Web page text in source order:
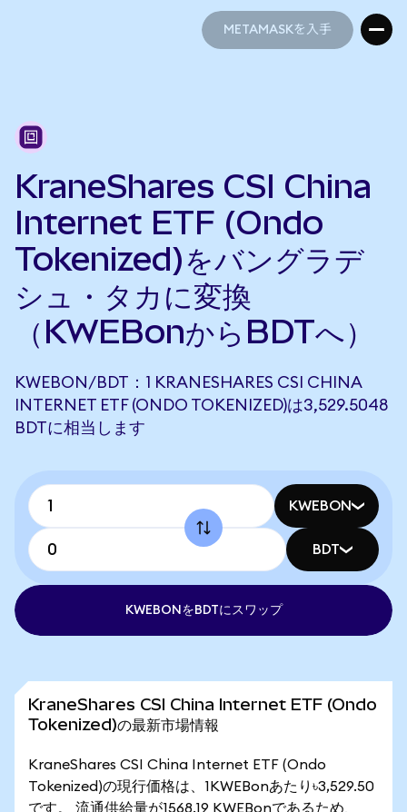
METAMASKを入手
KraneShares CSI China
Internet ETF (Ondo
Tokenized)をバングラデ
シュ・タカに変換
（KWEBonからBDTへ）
KWEBON/BDT：1 KRANESHARES CSI CHINA
INTERNET ETF (ONDO TOKENIZED)は3,529.5048
BDTに相当します
KWEBON
BDT
KWEBONをBDTにスワップ
KraneShares CSI China Internet ETF (Ondo
Tokenized)の最新市場情報
KraneShares CSI China Internet ETF (Ondo
Tokenized)の現行価格は、1KWEBonあたり৳3,529.50
です。 流通供給量が1568.19 KWEBonであるため、